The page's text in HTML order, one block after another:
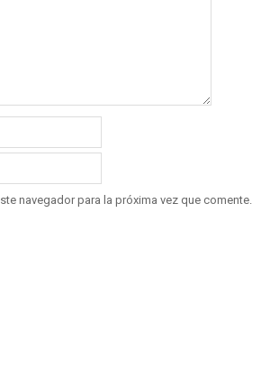
navegador para la próxima vez que comente.